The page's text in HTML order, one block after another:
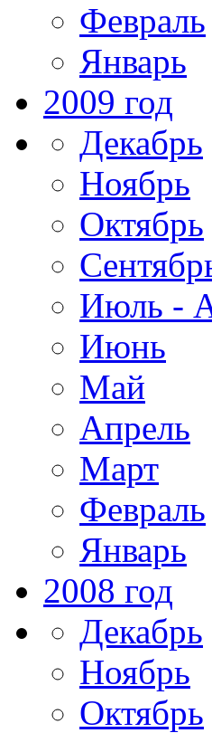
Февраль
Январь
2009 год
Декабрь
Ноябрь
Октябрь
Июль -
Июнь
Май
Апрель
Март
Февраль
Январь
2008 год
Декабрь
Ноябрь
Октябрь